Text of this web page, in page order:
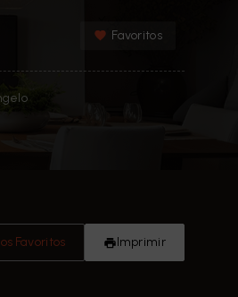
Favoritos
Favoritos Imprimir